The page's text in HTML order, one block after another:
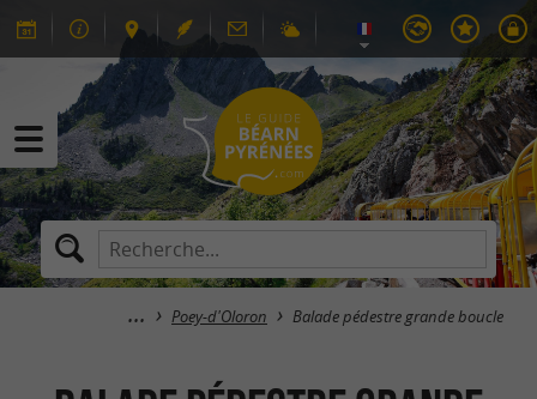
Poey-d'Oloron Balade pédestre grande boucle